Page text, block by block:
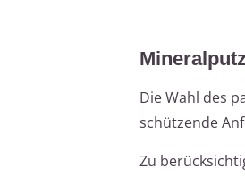
Die Wahl des
schützende
Zu